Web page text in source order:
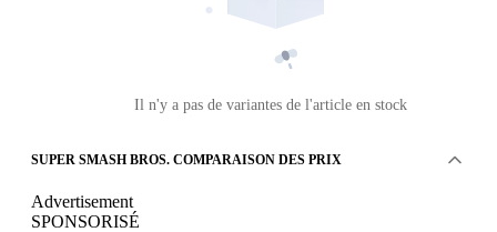
Il n'y a pas de variantes de l'article en stock
SUPER SMASH BROS. COMPARAISON DES PRIX
Advertisement
SPONSORISÉ